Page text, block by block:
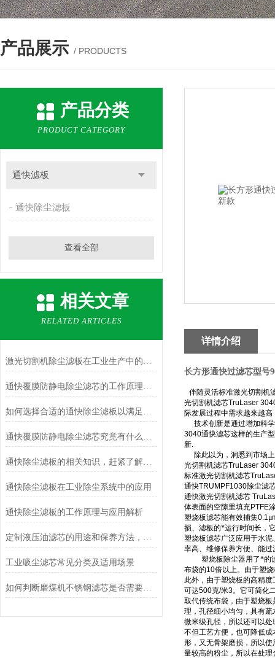
产品展示 / PRODUCTS
产品分类
PRODUCT CATEGORY
通快滤板
通快除尘滤板
查看全部
相关文章
RELATED ARTICLES
激光切割机除尘滤板在工业生产中的应用
通快覆膜防静电除尘滤芯的工作原理是什么？
如何选择合适的通快除尘滤板以满足除尘需求？
通快覆膜防静电除尘滤芯究竟有什么特点呢？
通快除尘滤板的相关知识，赶紧了解一下
通快除尘滤板在工业除尘系统中的应用
通快除尘滤板的工作原理与应用解析
定制液压油滤芯的用途和保养方法，不知道这些你就亏了
工业吸尘滤芯常见分类及适用场景
如何判断磨煤机不锈钢滤芯是否需要更换？
详情介绍
长方形通快过滤芯型号
伴随灵活标准激光切割机
光切割机滤芯TruLaser
际发展过程中需求越来越
技术创新是通过增加科
3040通快滤芯这样的生产
新.
除此以为，洞悉到市场
光切割机滤芯TruLaser
标准激光切割机滤芯
通快TRUMPF1030除尘滤
通快激光切割机滤芯
体表面的空隙里填充PTFE
塑烧板滤芯能有效捕集0.1μ
损、滤板的*运行时间长，
塑烧板滤芯广泛应用于水
率高、维修保养方便、能
塑烧板除尘器用了*的波
布袋的10倍以上。由于塑
此外，由于塑烧板的高精
可达500克/米3。它可简化
取代传统布袋，由于塑烧
理，孔径细小均匀，具有
微米级孔径，所以还可以
不但工艺方便，也可降低
形，又无骨架磨损，所以
量较高的粉尘，所以在处